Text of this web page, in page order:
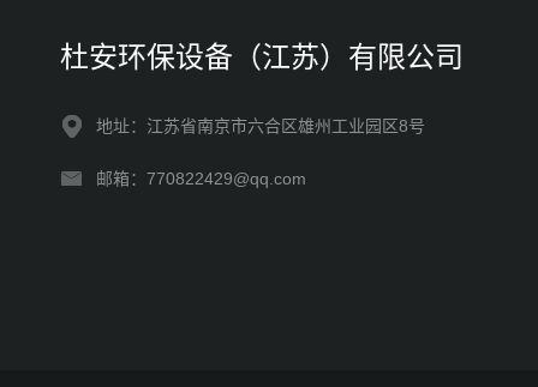
杜安环保设备（江苏）有限公司
地址：江苏省南京市六合区雄州工业园区8号
邮箱：770822429@qq.com